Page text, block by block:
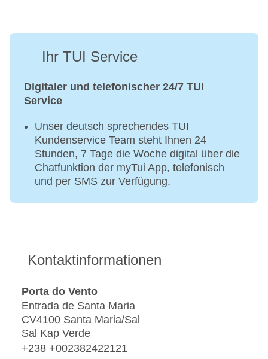
Ihr TUI Service
Digitaler und telefonischer 24/7 TUI
Service
Unser deutsch sprechendes TUI
Kundenservice Team steht Ihnen 24
Stunden, 7 Tage die Woche digital über die
Chatfunktion der myTui App, telefonisch
und per SMS zur Verfügung.
Kontaktinformationen
Porta do Vento
Entrada de Santa Maria
CV4100 Santa Maria/Sal
Sal Kap Verde
+238 +002382422121